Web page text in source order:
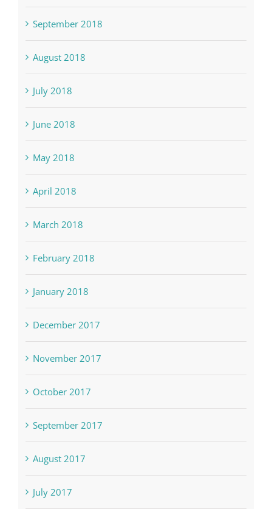
September 2018
August 2018
July 2018
June 2018
May 2018
April 2018
March 2018
February 2018
January 2018
December 2017
November 2017
October 2017
September 2017
August 2017
July 2017